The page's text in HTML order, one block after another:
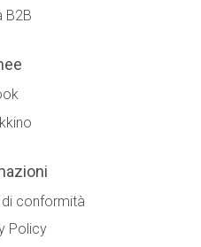
B2B
di conformità
Policy